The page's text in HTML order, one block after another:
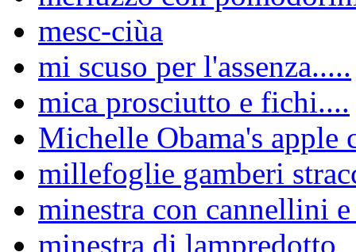
mesc-ciùa
mi scuso per l'assenza.....
mica prosciutto e fichi....
Michelle Obama's apple
millefoglie gamberi
minestra con cannellini
minestra di lampredotto